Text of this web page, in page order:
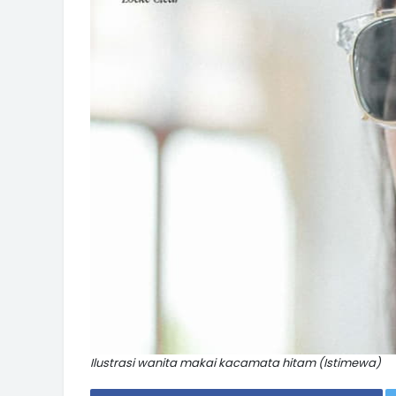
Ilustrasi wanita makai kacamata hitam (Istimewa)